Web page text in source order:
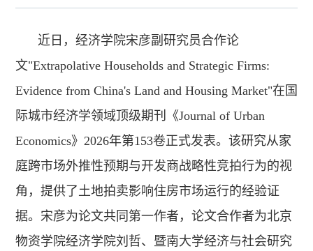
近日，经济学院宋彦副研究员合作论
文"Extrapolative Households and Strategic Firms:
Evidence from China's Land and Housing Market"在国
际城市经济学领域顶级期刊《Journal of Urban
Economics》2026年第153卷正式发表。该研究从家
庭跨市场外推性预期与开发商战略性竞拍行为的视
角，提供了土地拍卖影响住房市场运行的经验证
据。宋彦为论文共同第一作者，论文合作者为北京
物资学院经济学院刘哲、暨南大学经济与社会研究